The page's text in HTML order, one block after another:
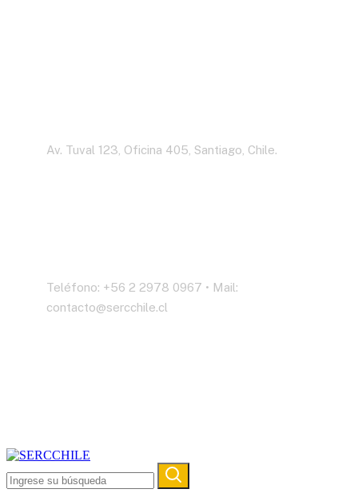
Av. Tuval 123, Oficina 405, Santiago, Chile.
Teléfono: +56 2 2978 0967 • Mail:
contacto@sercchile.cl